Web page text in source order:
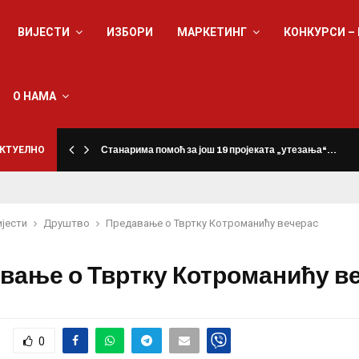
ВИЈЕСТИ ИЗБОРИ МАРКЕТИНГ КОНКУРСИ
О НАМА
Станарима помоћ за још 19 пројеката „утезања“…
Друштво Предавање о Твртку Котроманићу вечерас
о Твртку Котроманићу
0